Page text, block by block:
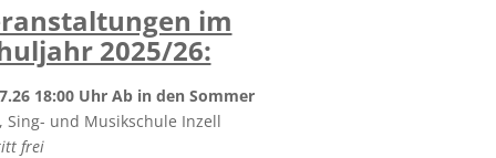
im
2025/26:
18:00 Uhr Ab in den Sommer
Sing- und Musikschule Inzell
frei